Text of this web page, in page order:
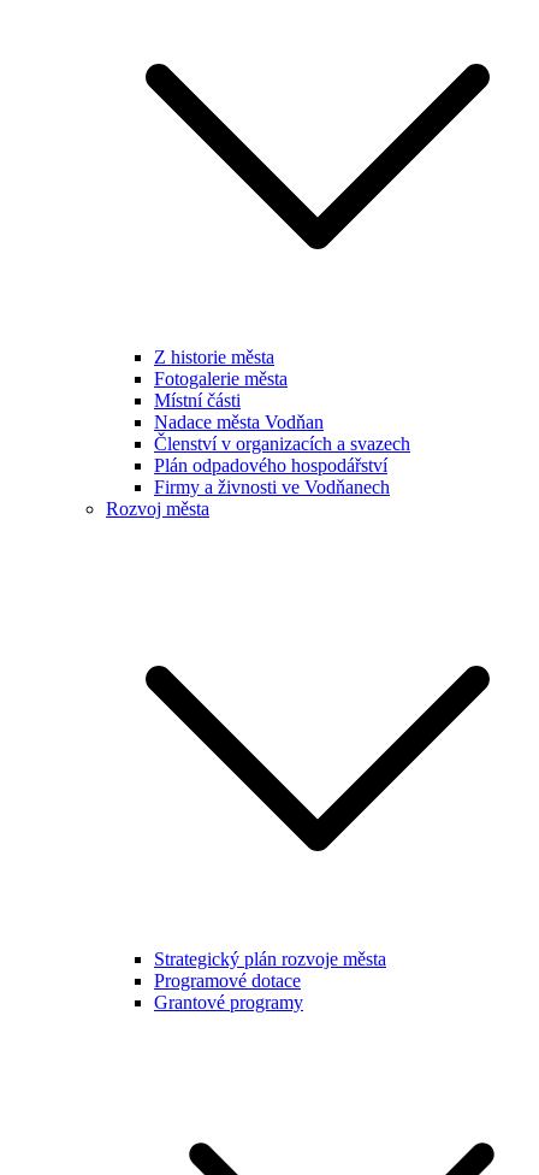
Z historie města
Fotogalerie města
Místní části
Nadace města Vodňan
Členství v organizacích a svazech
Plán odpadového hospodářství
Firmy a živnosti ve Vodňanech
Rozvoj města
Strategický plán rozvoje města
Programové dotace
Grantové programy